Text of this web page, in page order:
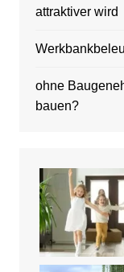
attraktiver wird
ohne
bauen?